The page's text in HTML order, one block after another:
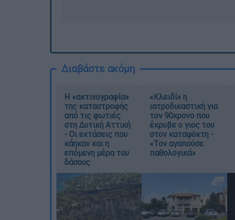
Διαβάστε ακόμη
Η «ακτινογραφία»
της καταστροφής
από τις φωτιές
στη Δυτική Αττική
- Οι εκτάσεις που
κάηκαν και η
επόμενη μέρα του
δάσους
«Κλειδί» η
ιατροδικαστική για
τον 90χρονο που
έκρυβε ο γιος του
στον καταψύκτη -
«Τον αγαπούσε
παθολογικά»